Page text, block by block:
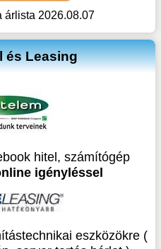
árlista 2026.08.07
és Leasing
hitel, számítógép
igényléssel
eszközökre (